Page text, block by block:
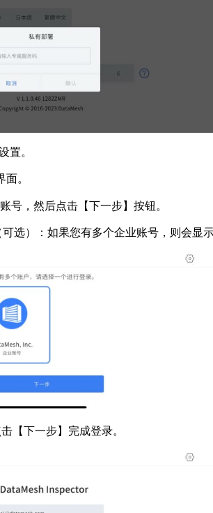
置。
。
号，然后点击【下一步】按钮。
选）：如果您有多个企业账号，则会显
【下一步】完成登录。